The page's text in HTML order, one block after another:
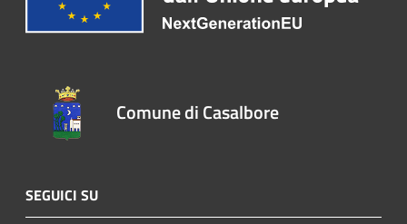
Comune di Casalbore
SEGUICI SU